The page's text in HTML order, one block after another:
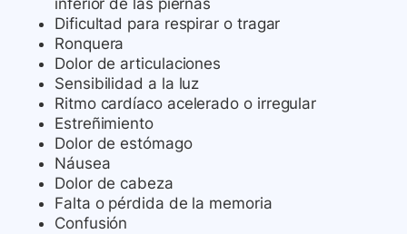
inferior de las piernas
Dificultad para respirar o tragar
Ronquera
Dolor de articulaciones
Sensibilidad a la luz
Ritmo cardíaco acelerado o irregular
Estreñimiento
Dolor de estómago
Náusea
Dolor de cabeza
Falta o pérdida de la memoria
Confusión